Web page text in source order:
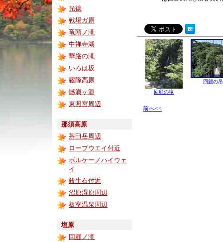
光徳
戦場ガ原
竜頭ノ滝
中禅寺湖
華厳の滝
いろは坂
霧降高原
憾満ヶ淵
東照宮周辺
那須高原
茶臼岳周辺
ロープウエイ付近
ボルケーノハイウェ
イ
殺生石付近
沼原湿原周辺
板室温泉周辺
塩原
回顧ノ滝
回顧の滝
回顧の
前へ<<